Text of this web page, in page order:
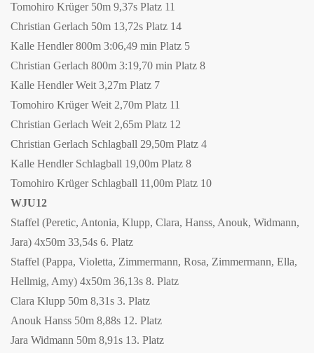
Tomohiro Krüger 50m 9,37s Platz 11
Christian Gerlach 50m 13,72s Platz 14
Kalle Hendler 800m 3:06,49 min Platz 5
Christian Gerlach 800m 3:19,70 min Platz 8
Kalle Hendler Weit 3,27m Platz 7
Tomohiro Krüger Weit 2,70m Platz 11
Christian Gerlach Weit 2,65m Platz 12
Christian Gerlach Schlagball 29,50m Platz 4
Kalle Hendler Schlagball 19,00m Platz 8
Tomohiro Krüger Schlagball 11,00m Platz 10
WJU12
Staffel (Peretic, Antonia, Klupp, Clara, Hanss, Anouk, Widmann,
Jara) 4x50m 33,54s 6. Platz
Staffel (Pappa, Violetta, Zimmermann, Rosa, Zimmermann, Ella,
Hellmig, Amy) 4x50m 36,13s 8. Platz
Clara Klupp 50m 8,31s 3. Platz
Anouk Hanss 50m 8,88s 12. Platz
Jara Widmann 50m 8,91s 13. Platz